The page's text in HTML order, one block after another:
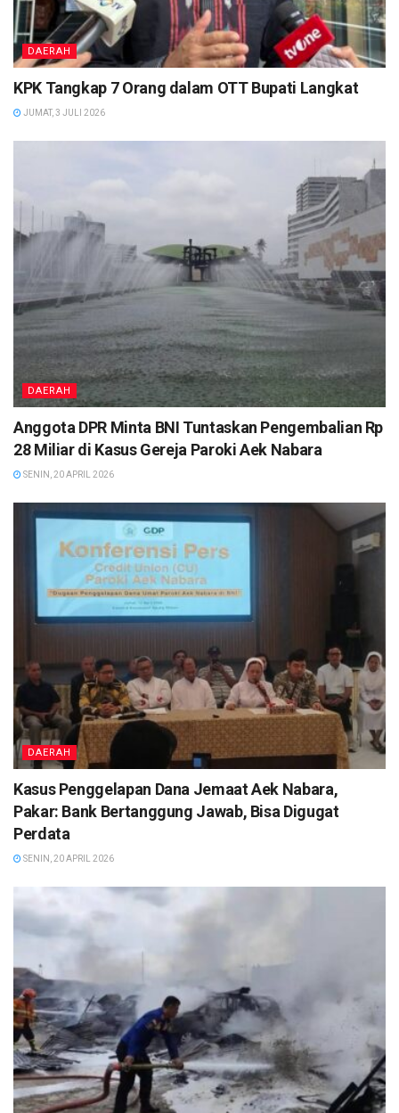
DAERAH
KPK Tangkap 7 Orang dalam OTT Bupati Langkat
JUMAT, 3 JULI 2026
DAERAH
Anggota DPR Minta BNI Tuntaskan Pengembalian Rp
28 Miliar di Kasus Gereja Paroki Aek Nabara
SENIN, 20 APRIL 2026
DAERAH
Kasus Penggelapan Dana Jemaat Aek Nabara,
Pakar: Bank Bertanggung Jawab, Bisa Digugat
Perdata
SENIN, 20 APRIL 2026